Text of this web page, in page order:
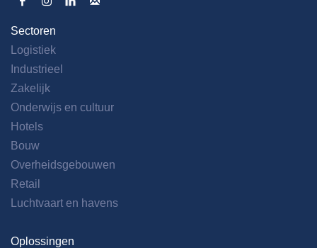
Sectoren
Logistiek
Industrieel
Zakelijk
Onderwijs en cultuur
Hotels
Bouw
Overheidsgebouwen
Retail
Luchtvaart en havens
Oplossingen